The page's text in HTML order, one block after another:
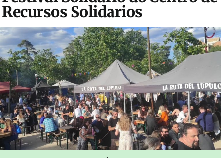
Recursos Solidarios